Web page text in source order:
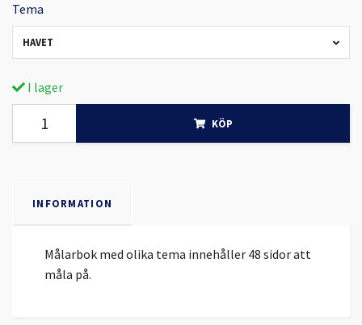
Tema
HAVET
I lager
KÖP
INFORMATION
Målarbok med olika tema innehåller 48 sidor att
måla på.